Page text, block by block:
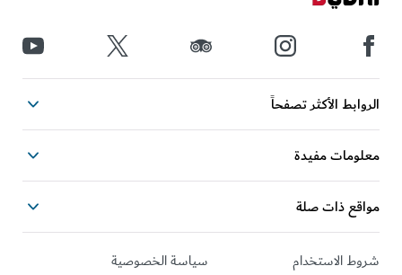
الروابط الأكثر تصفحاً
معلومات مفيدة
مواقع ذات صلة
شروط الاستخدام
سياسة الخصوصية